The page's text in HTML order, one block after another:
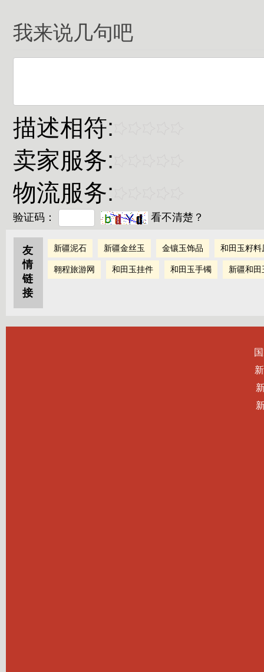
我来说几句吧
描述相符:
卖家服务:
物流服务:
验证码： 看不清楚？
友
情
链
接
新疆泥石 新疆金丝玉 金镶玉饰品 和田玉籽料
翱程旅游网 和田玉挂件 和田玉手镯 新疆和田